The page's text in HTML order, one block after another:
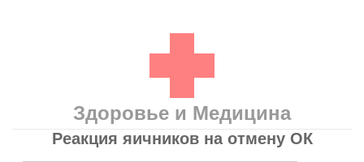
Здоровье и Медицина
Реакция яичников на отмену ОК